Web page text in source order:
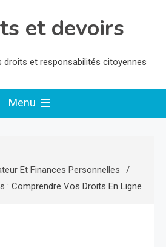
et devoirs
droits et responsabilités citoyennes
Menu
Et Finances Personnelles
: Comprendre Vos Droits En Ligne